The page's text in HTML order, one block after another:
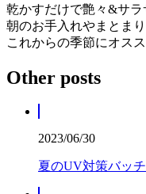
乾かすだけで艶々&サラ
朝のお手入れやまとま
これからの季節にオス
Other posts
2023/06/30
夏のUV対策バッ